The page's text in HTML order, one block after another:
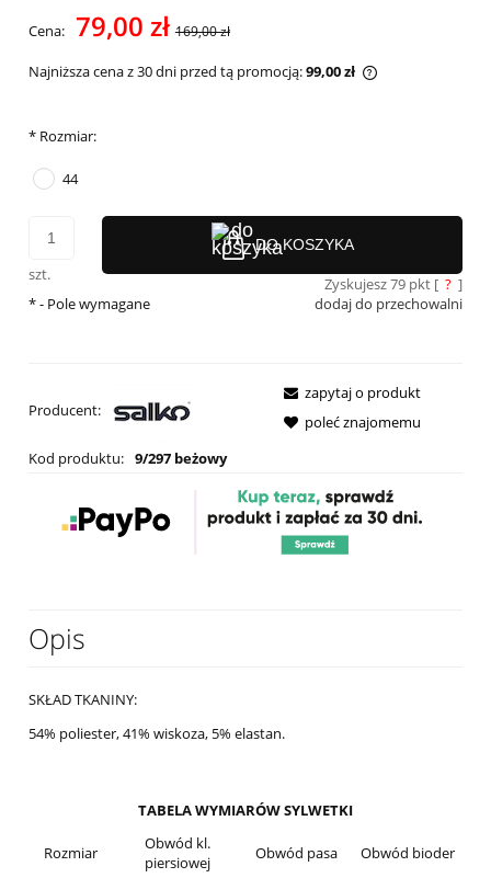
Cena: 79,00 zł 169,00 zł
Najniższa cena z 30 dni przed tą promocją:99,00 zł
* Rozmiar:
44
szt.
DO KOSZYKA
Zyskujesz79pkt [ ? ]
dodaj do przechowalni
*- Pole wymagane
Producent:
Kod produktu: 9/297 beżowy
zapytaj o produkt
poleć znajomemu
Opis
SKŁAD TKANINY:
54% poliester, 41% wiskoza, 5% elastan.
TABELA WYMIARÓW SYLWETKI
Rozmiar
Obwód kl.
piersiowej
Obwód pasa
Obwód bioder